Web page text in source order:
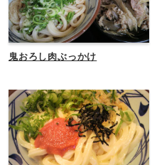
鬼おろし肉ぶっかけ